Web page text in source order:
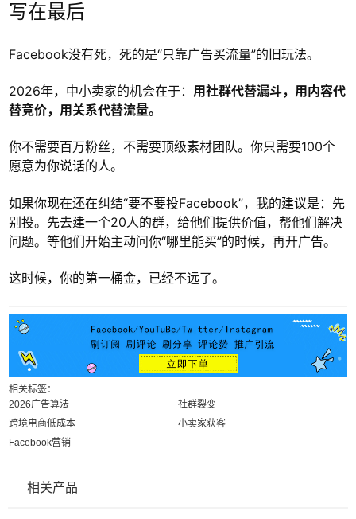
写在最后
Facebook没有死，死的是“只靠广告买流量”的旧玩法。
2026年，中小卖家的机会在于： 用社群代替漏斗，用内容代
替竞价，用关系代替流量。
你不需要百万粉丝，不需要顶级素材团队。你只需要100个
愿意为你说话的人。
如果你现在还在纠结“要不要投Facebook”，我的建议是：先
别投。先去建一个20人的群，给他们提供价值，帮他们解决
问题。等他们开始主动问你“哪里能买”的时候，再开广告。
这时候，你的第一桶金，已经不远了。
相关标签：
2026广告算法
社群裂变
跨境电商低成本
小卖家获客
Facebook营销
相关产品